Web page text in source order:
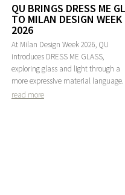
QU BRINGS DRESS ME
TO MILAN DESIGN WEEK
2026
At Milan Design Week 2026, QU
introduces DRESS ME GLASS,
exploring glass and light through a
more expressive material language.
read more